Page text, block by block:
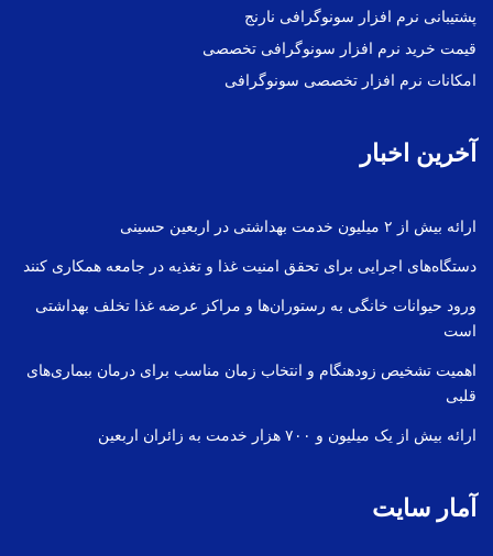
پشتیبانی نرم افزار سونوگرافی نارنج
قیمت خرید نرم افزار سونوگرافی تخصصی
امکانات نرم افزار تخصصی سونوگرافی
آخرین اخبار
ارائه بیش از ۲ میلیون خدمت بهداشتی در اربعین حسینی
دستگاه‌های اجرایی برای تحقق امنیت غذا و تغذیه در جامعه همکاری کنند
ورود حیوانات خانگی به رستوران‌ها و مراکز عرضه غذا تخلف بهداشتی
است
اهمیت تشخیص زودهنگام و انتخاب زمان مناسب برای درمان ببماری‌های
قلبی
ارائه بیش از یک میلیون و ۷۰۰ هزار خدمت به زائران اربعین
آمار سایت